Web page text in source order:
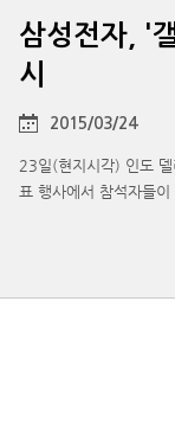
삼성전자, '
시
2015/03/24
23일(현지시각) 인도
표 행사에서 참석자들